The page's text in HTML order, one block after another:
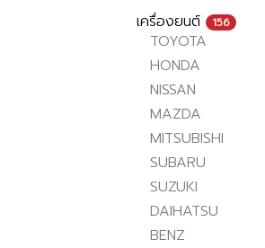
เครื่องยนต์ 156
TOYOTA
HONDA
NISSAN
MAZDA
MITSUBISHI
SUBARU
SUZUKI
DAIHATSU
BENZ